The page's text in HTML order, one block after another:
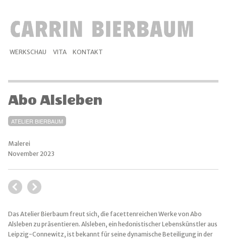
WERKSCHAU VITA KONTAKT
Abo Alsleben
ATELIER BIERBAUM
Malerei
November 2023
Das Atelier Bierbaum freut sich, die facettenreichen Werke von Abo
Alsleben zu präsentieren. Alsleben, ein hedonistischer Lebenskünstler aus
Leipzig-Connewitz, ist bekannt für seine dynamische Beteiligung in der